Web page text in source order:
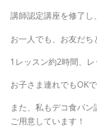
講師認定講座を修了し
お一人でも、お友だち
1レッスン約2時間、
お子さま連れでもOKで
また、私もデコ食パ
ご用意しています！